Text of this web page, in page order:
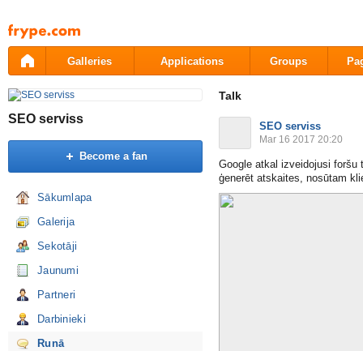
Pāriet
uz
saturu
Galleries Applications Groups
SEO serviss
Become a fan
Sākumlapa
Galerija
Sekotāji
Jaunumi
Partneri
Darbinieki
Runā
Talk
SEO serviss
Mar 16 2017 20:20
Google atkal izveidojusi
ģenerēt atskaites, nosūtam